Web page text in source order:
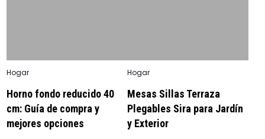
Posted
Hogar
Horno fondo reducido 40
cm: Guía de compra y
mejores opciones
Posted
Hogar
Mesas Sillas Terraza
Plegables Sira para Jardín
y Exterior